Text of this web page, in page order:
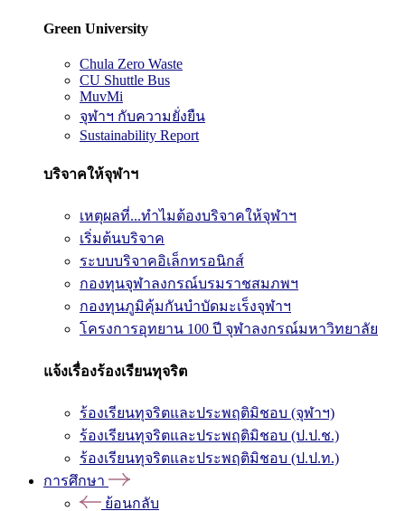
Green University
Chula Zero Waste
CU Shuttle Bus
MuvMi
จุฬาฯ กับความยั่งยืน
Sustainability Report
บริจาคให้จุฬาฯ
เหตุผลที่...ทำไมต้องบริจาคให้จุฬาฯ
เริ่มต้นบริจาค
ระบบบริจาคอิเล็กทรอนิกส์
กองทุนจุฬาลงกรณ์บรมราชสมภพฯ
กองทุนภูมิคุ้มกันบำบัดมะเร็งจุฬาฯ
โครงการอุทยาน 100 ปี จุฬาลงกรณ์มหาวิทยาลัย
แจ้งเรื่องร้องเรียนทุจริต
ร้องเรียนทุจริตและประพฤติมิชอบ (จุฬาฯ)
ร้องเรียนทุจริตและประพฤติมิชอบ (ป.ป.ช.)
ร้องเรียนทุจริตและประพฤติมิชอบ (ป.ป.ท.)
การศึกษา
ย้อนกลับ